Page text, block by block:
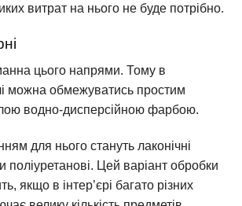
витрат на нього не буде потрібно.
цього напрями. Тому в
можна обмежуватись простим
водно-дисперсійною фарбою.
для нього стануть лаконічні
поліуретанові. Цей варіант обробки
якщо в інтер’єрі багато різних